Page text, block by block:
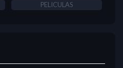
PELICULAS